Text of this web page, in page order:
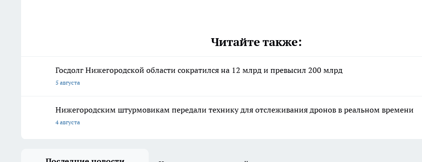
Читайте также:
Госдолг Нижегородской области сократился на 12 млрд и превысил 200 млрд
5 августа
Нижегородским штурмовикам передали технику для отслеживания дронов в реальном времени
4 августа